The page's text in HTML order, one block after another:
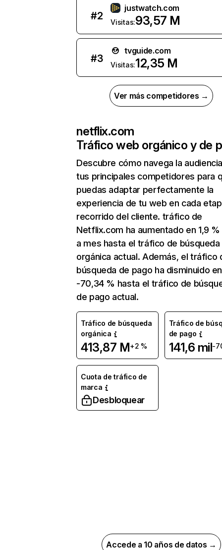
#2
justwatch.com
Visitas:93,57 M
#3
tvguide.com
Visitas:12,35 M
Ver más competidores →
netflix.com
Tráfico web orgánico y de
Descubre cómo navega la
tus principales competidores para
puedas adaptar perfectamente la
experiencia de tu web en cada
recorrido del cliente. tráfico de
Netflix.com ha aumentado en 1,9
a mes hasta el tráfico de búsqueda
orgánica actual. Además, el tráfico
búsqueda de pago ha disminuido en
-70,34 % hasta el tráfico de
de pago actual.
Tráfico de búsqueda
orgánica
413,87 M+2 %
Tráfico de
de pago
141,6 mil-
Cuota de tráfico de
marca
Desbloquear
Accede a 10 años de datos →